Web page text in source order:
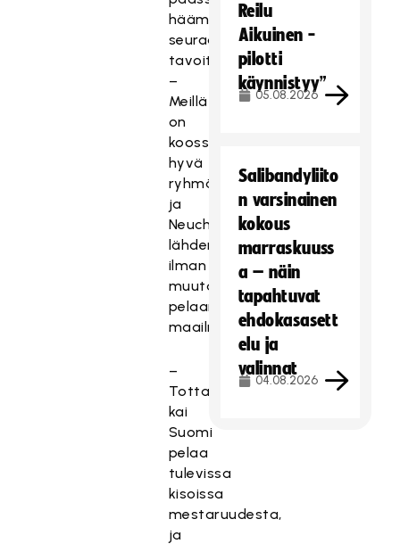
häämöttävästä
seuraavasta
tavoitteesta.
–
Meillä
on
koossa
hyvä
ryhmä,
ja
Neuchateliin
lähdemme
ilman
muuta
pelaamaan
maailmanmestaruudesta.
–
Totta
kai
Suomi
pelaa
tulevissa
kisoissa
mestaruudesta,
ja
Reilu
Aikuinen -
pilotti
käynnistyy”
05.08.2026
Salibandyliito
n varsinainen
kokous
marraskuuss
a – näin
tapahtuvat
ehdokasasett
elu ja
valinnat
04.08.2026